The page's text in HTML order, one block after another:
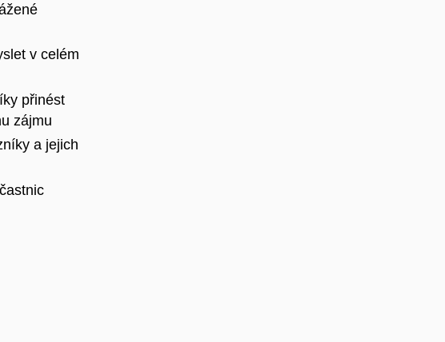
v celém
přinést
zájmu
a jejich